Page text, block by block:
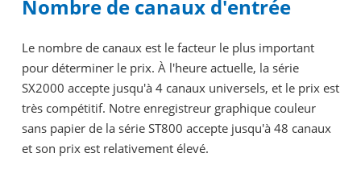
Nombre de canaux d'entrée
Le nombre de canaux est le facteur le plus important
pour déterminer le prix. À l'heure actuelle, la série
SX2000 accepte jusqu'à 4 canaux universels, et le prix est
très compétitif. Notre enregistreur graphique couleur
sans papier de la série ST800 accepte jusqu'à 48 canaux
et son prix est relativement élevé.